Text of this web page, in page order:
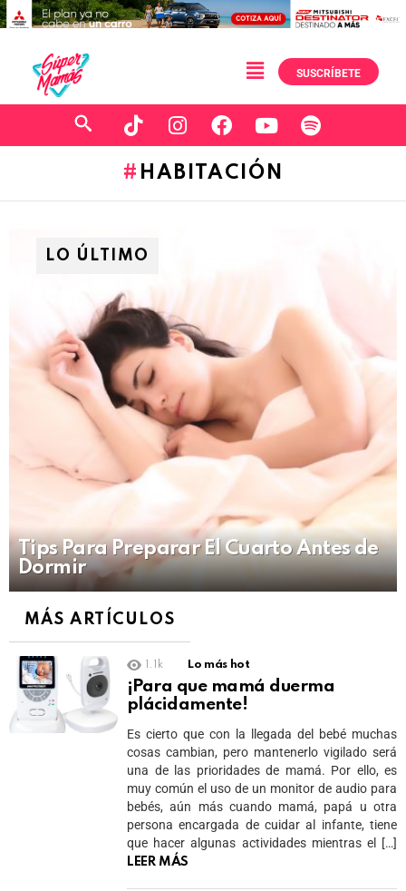
SUSCRÍBETE
HABITACIÓN
LO ÚLTIMO
Tips Para Preparar El Cuarto Antes de
Dormir
MÁS ARTÍCULOS
1.1k Lo más hot
¡Para que mamá duerma
plácidamente!
Es cierto que con la llegada del bebé muchas
cosas cambian, pero mantenerlo vigilado será
una de las prioridades de mamá. Por ello, es
muy común el uso de un monitor de audio para
bebés, aún más cuando mamá, papá u otra
persona encargada de cuidar al infante, tiene
que hacer algunas actividades mientras el […]
LEER MÁS